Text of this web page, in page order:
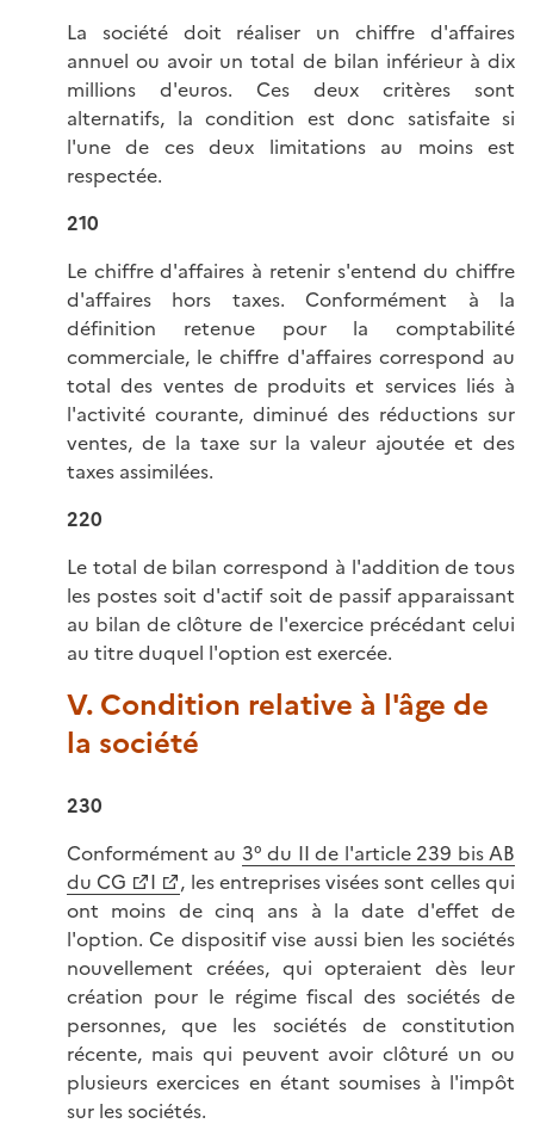
La société doit réaliser un chiffre d'affaires
annuel ou avoir un total de bilan inférieur à dix
millions d'euros. Ces deux critères sont
alternatifs, la condition est donc satisfaite si
l'une de ces deux limitations au moins est
respectée.
210
Le chiffre d'affaires à retenir s'entend du chiffre
d'affaires hors taxes. Conformément à la
définition retenue pour la comptabilité
commerciale, le chiffre d'affaires correspond au
total des ventes de produits et services liés à
l'activité courante, diminué des réductions sur
ventes, de la taxe sur la valeur ajoutée et des
taxes assimilées.
220
Le total de bilan correspond à l'addition de tous
les postes soit d'actif soit de passif apparaissant
au bilan de clôture de l'exercice précédant celui
au titre duquel l'option est exercée.
V. Condition relative à l'âge de
la société
230
Conformément au 3° du II de l'article 239 bis AB
du CG
I
, les entreprises visées sont celles qui
ont moins de cinq ans à la date d'effet de
l'option. Ce dispositif vise aussi bien les sociétés
nouvellement créées, qui opteraient dès leur
création pour le régime fiscal des sociétés de
personnes, que les sociétés de constitution
récente, mais qui peuvent avoir clôturé un ou
plusieurs exercices en étant soumises à l'impôt
sur les sociétés.